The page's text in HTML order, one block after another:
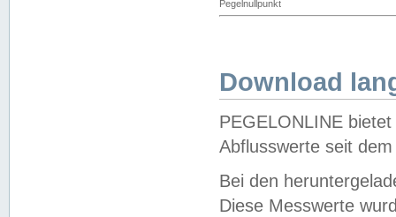
Pegelnullpunkt
Download
PEGELONLINE
Abflusswerte seit
Bei den
Diese Messwerte